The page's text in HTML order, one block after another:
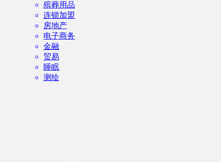
殡葬用品
连锁加盟
房地产
电子商务
金融
贸易
睡眠
测绘